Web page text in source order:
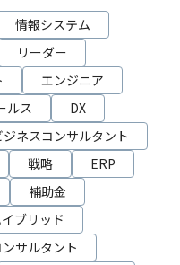
情報システム
リーダー
エンジニア
ルス
DX
ジネスコンサルタント
戦略
ERP
補助金
ブリッド
サルタント